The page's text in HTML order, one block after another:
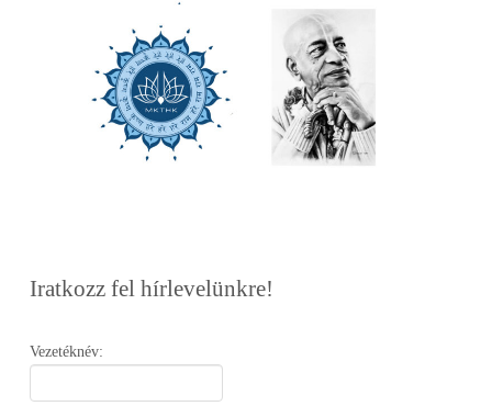
Iratkozz fel hírlevelünkre!
Vezetéknév: